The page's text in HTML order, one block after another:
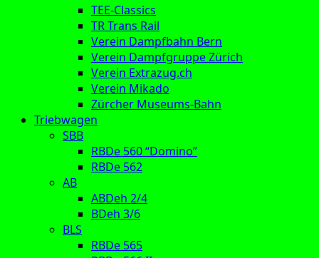
TEE-Classics
TR Trans Rail
Verein Dampfbahn Bern
Verein Dampfgruppe Zürich
Verein Extrazug.ch
Verein Mikado
Zürcher Museums-Bahn
Triebwagen
SBB
RBDe 560 “Domino”
RBDe 562
AB
ABDeh 2/4
BDeh 3/6
BLS
RBDe 565